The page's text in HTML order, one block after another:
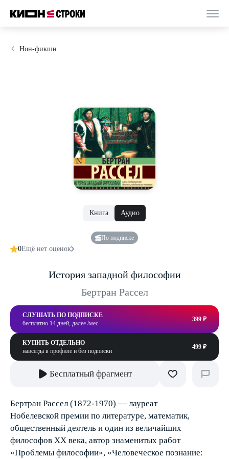
Нон-фикшн
Книга Аудио
По подписке
0Ещё нет оценок
История западной философии
Бертран Рассел
СЛУШАТЬ ПО ПОДПИСКЕ
бесплатно 14 дней, далее /мес
399 ₽
КУПИТЬ ОТДЕЛЬНО
навсегда в профиле и без подписки
499 ₽
Бесплатный фрагмент
Бертран Рассел (1872-1970) — лауреат
Нобелевской премии по литературе, математик,
общественный деятель и один из величайших
философов ХХ века, автор знаменитых работ
«Проблемы философии», «Человеческое познание: